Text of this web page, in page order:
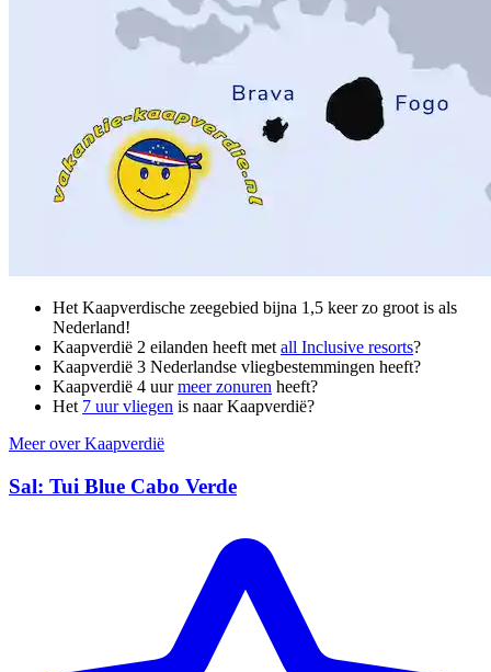
Het Kaapverdische zeegebied bijna 1,5 keer zo groot is als
Nederland!
Kaapverdië 2 eilanden heeft met all Inclusive resorts?
Kaapverdië 3 Nederlandse vliegbestemmingen heeft?
Kaapverdië 4 uurmeer zonuren heeft?
Het 7 uur vliegen is naar Kaapverdië?
Meer over Kaapverdië
Sal: Tui Blue Cabo Verde